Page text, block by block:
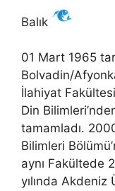
Balık
01 Mart 1965
Bolvadin/
İlahiyat
Din
tamamladı.
Bilimleri
aynı Fakültede
yılında